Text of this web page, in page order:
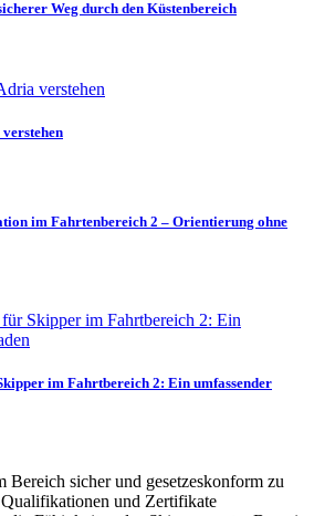
Weg durch den Küstenbereich
im Fahrtenbereich 2 – Orientierung ohne
im Fahrtbereich 2: Ein umfassender
Bereich sicher und gesetzeskonform zu
und Zertifikate